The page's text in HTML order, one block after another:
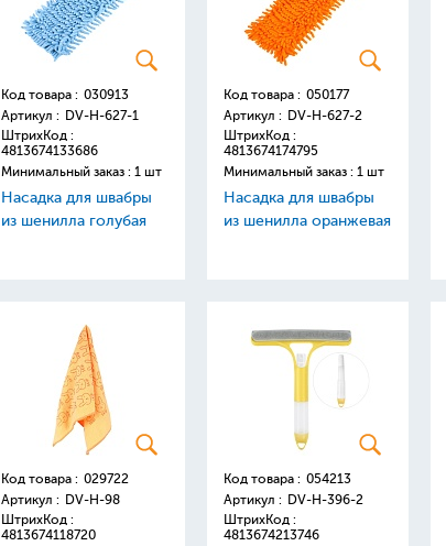
Код товара : 030913
Артикул : DV-H-627-1
ШтрихКод :
4813674133686
Минимальный заказ : 1 шт
Насадка для швабры
из шенилла голубая
Код товара : 050177
Артикул : DV-H-627-2
ШтрихКод :
4813674174795
Минимальный заказ : 1 шт
Насадка для швабры
из шенилла оранжевая
Код товара : 029722
Артикул : DV-H-98
ШтрихКод :
4813674118720
Код товара : 054213
Артикул : DV-H-396-2
ШтрихКод :
4813674213746